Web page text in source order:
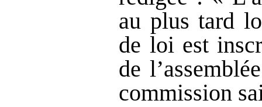
au plus tard
de loi est
de
commission